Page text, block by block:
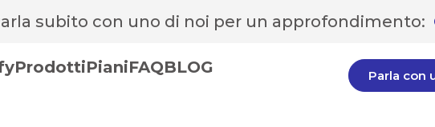
subito con uno di noi per un approfondimento:
ProdottiPianiFAQBLOG Parla con